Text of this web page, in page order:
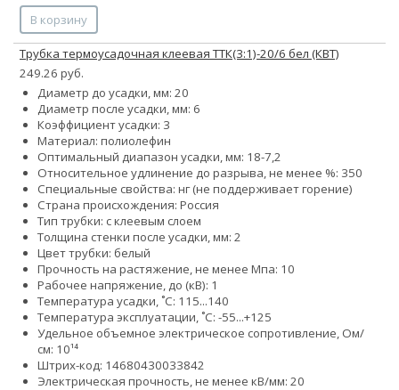
В корзину
Трубка термоусадочная клеевая ТТК(3:1)-20/6 бел (КВТ)
249.26 руб.
Диаметр до усадки, мм: 20
Диаметр после усадки, мм: 6
Коэффициент усадки: 3
Материал: полиолефин
Оптимальный диапазон усадки, мм: 18-7,2
Относительное удлинение до разрыва, не менее %: 350
Специальные свойства: нг (не поддерживает горение)
Страна происхождения: Россия
Тип трубки: с клеевым слоем
Толщина стенки после усадки, мм: 2
Цвет трубки: белый
Прочность на растяжение, не менее Мпа: 10
Рабочее напряжение, до (кВ): 1
Температура усадки, ˚С: 115...140
Температура эксплуатации, ˚С: -55...+125
Удельное объемное электрическое сопротивление, Ом/
см: 10¹⁴
Штрих-код: 14680430033842
Электрическая прочность, не менее кВ/мм: 20